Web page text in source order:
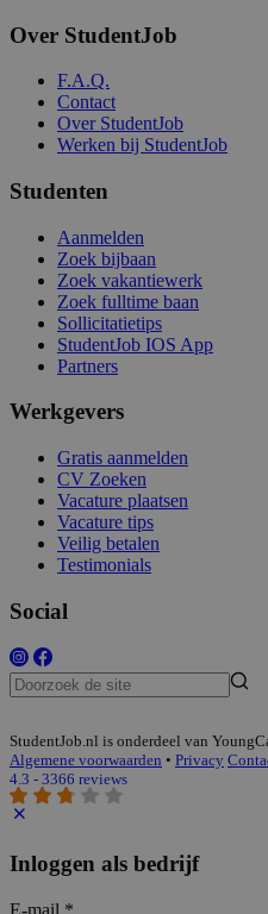
Over StudentJob
F.A.Q.
Contact
Over StudentJob
Werken bij StudentJob
Studenten
Aanmelden
Zoek bijbaan
Zoek vakantiewerk
Zoek fulltime baan
Sollicitatietips
StudentJob IOS App
Partners
Werkgevers
Gratis aanmelden
CV Zoeken
Vacature plaatsen
Vacature tips
Veilig betalen
Testimonials
Social
StudentJob.nl is onderdeel van
Algemene voorwaarden • Privacy
4.3 - 3366 reviews
Inloggen als bedrijf
E-mail *